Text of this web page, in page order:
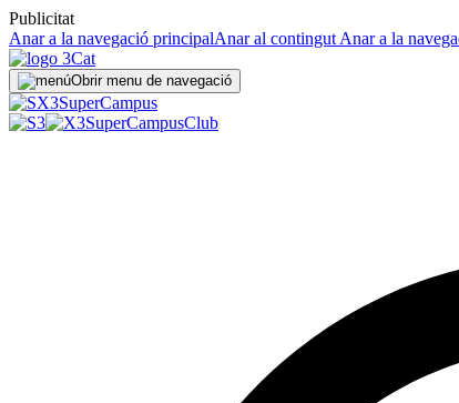
Publicitat
Anar a la navegació principalAnar al contingut Anar a la
Obrir menu de navegació
SuperCampus
SuperCampusClub